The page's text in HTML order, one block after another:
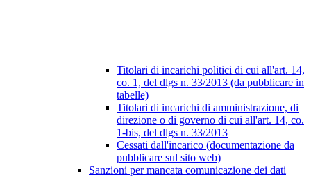
Titolari di incarichi politici di cui all'art. 14,
co. 1, del dlgs n. 33/2013 (da pubblicare in
tabelle)
Titolari di incarichi di amministrazione, di
direzione o di governo di cui all'art. 14, co.
1-bis, del dlgs n. 33/2013
Cessati dall'incarico (documentazione da
pubblicare sul sito web)
Sanzioni per mancata comunicazione dei dati